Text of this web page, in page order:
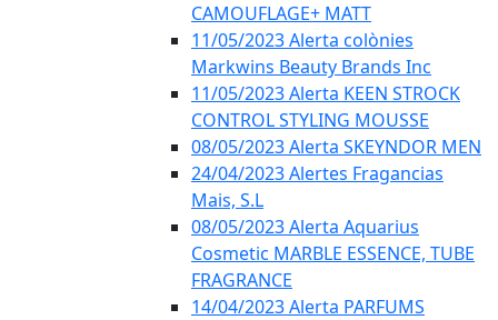
CAMOUFLAGE+ MATT
11/05/2023 Alerta colònies
Markwins Beauty Brands Inc
11/05/2023 Alerta KEEN STROCK
CONTROL STYLING MOUSSE
08/05/2023 Alerta SKEYNDOR MEN
24/04/2023 Alertes Fragancias
Mais, S.L
08/05/2023 Alerta Aquarius
Cosmetic MARBLE ESSENCE, TUBE
FRAGRANCE
14/04/2023 Alerta PARFUMS